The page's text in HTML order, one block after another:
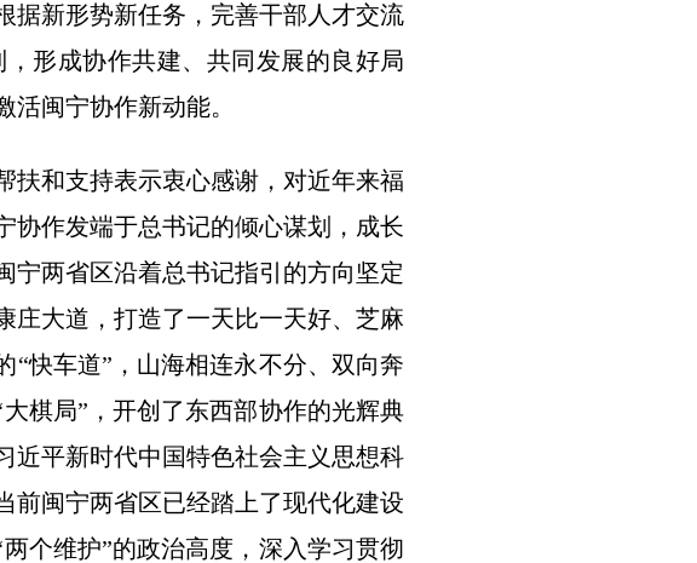
据新形势新任务，完善干部人才交流
形成协作共建、共同发展的良好局
闽宁协作新动能。
扶和支持表示衷心感谢，对近年来福
协作发端于总书记的倾心谋划，成长
宁两省区沿着总书记指引的方向坚定
庄大道，打造了一天比一天好、芝麻
“快车道”，山海相连永不分、双向奔
棋局”，开创了东西部协作的光辉典
近平新时代中国特色社会主义思想科
前闽宁两省区已经踏上了现代化建设
个维护”的政治高度，深入学习贯彻